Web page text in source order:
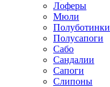
Лоферы
Мюли
Полуботинки
Полусапоги
Сабо
Сандалии
Сапоги
Слипоны